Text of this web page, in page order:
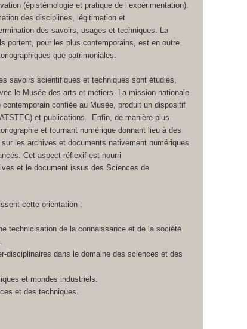
(épistémologie et pratique de l’expérimentation),
des disciplines, légitimation et
des savoirs, usages et techniques. La
portent, pour les plus contemporains, est en outre
que patrimoniales.
savoirs scientifiques et techniques sont étudiés,
le Musée des arts et métiers. La mission nationale
confiée au Musée, produit un dispositif
et publications. Enfin, de manière plus
et tournant numérique donnant lieu à des
les archives et documents nativement numériques
Cet aspect réflexif est nourri
et le document issus des Sciences de
cette orientation :
technicisation de la connaissance et de la société
disciplinaires dans le domaine des sciences et des
et mondes industriels.
et des techniques.